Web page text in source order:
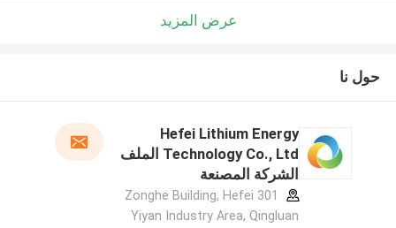
عرض المزيد
حول نا
Hefei Lithium Energy
Technology Co., Ltd الملف
الشركة المصنعة
301 Zonghe Building, Hefei
Yiyan Industry Area, Qingluan